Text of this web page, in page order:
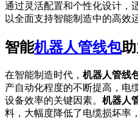
通过灵活配置和个性化设计，
以全面支持智能制造中的高效
智能机器人管线包
在智能制造时代， 机器人管线
产自动化程度的不断提高，电
设备效率的关键因素。 机器人
料，大幅度降低了电缆损坏率